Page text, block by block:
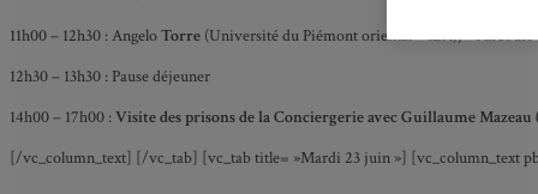
11h00 – 12h30 : AngeloTorre (Université du Piémont oriental – IEA), «
12h30 – 13h30 : Pause déjeuner
14h00 – 17h00 :Visite des prisons de la Conciergerie avec Guillaume
[/vc_column_text] [/vc_tab] [vc_tab title= »Mardi 23 juin »] [vc_column_text